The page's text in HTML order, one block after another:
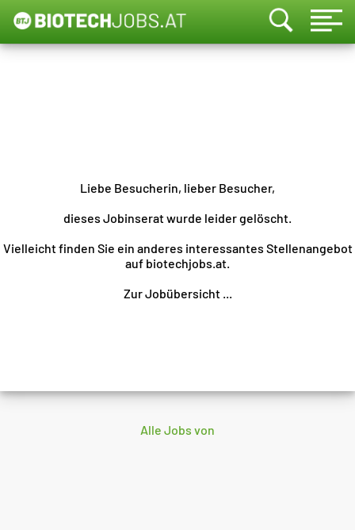
Liebe Besucherin, lieber Besucher,
dieses Jobinserat wurde leider gelöscht.
Vielleicht finden Sie ein anderes interessantes Stellenangebot
auf biotechjobs.at.
Zur Jobübersicht ...
Alle Jobs von